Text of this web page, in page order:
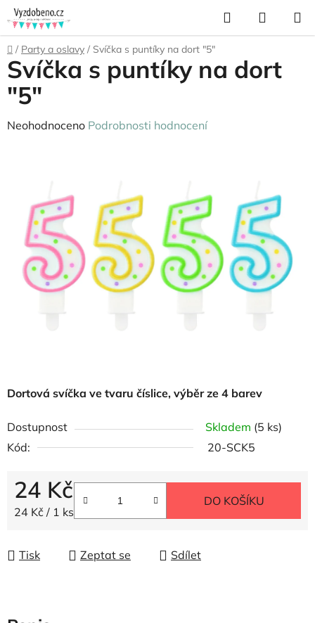
Přejít
na
obsah
Hledat
KOŠÍK
Domů
/ Party a oslavy / Svíčka s puntíky na dort "5"
Dortová svíčka ve tvaru číslice, výběr ze 4 barev
Dostupnost Skladem (5 ks)
Kód:
20-SCK5
24 Kč
Měrná cena:
24 Kč / 1 ks
DO KOŠÍKU
Tisk Zeptat se Sdílet
Svíčka s puntíky na dort
"5"
Průměrné
hvězdiček.
Neohodnoceno Podrobnosti hodnocení